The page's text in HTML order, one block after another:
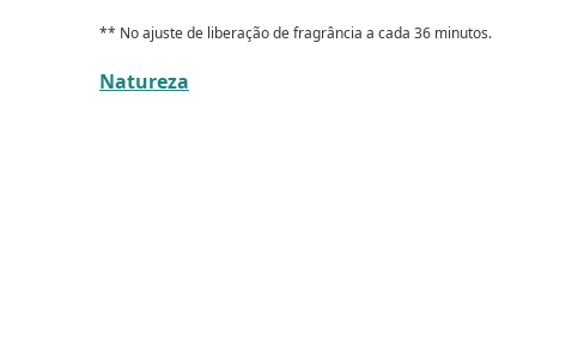
** No ajuste de liberação de fragrância a cada 36 minutos.
Natureza